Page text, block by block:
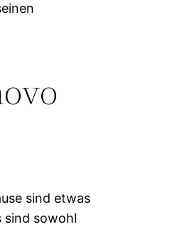
sind etwas
sind sowohl